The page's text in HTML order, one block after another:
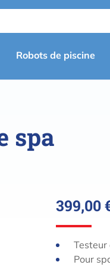
Robots de piscine
spa
399,00
Pour